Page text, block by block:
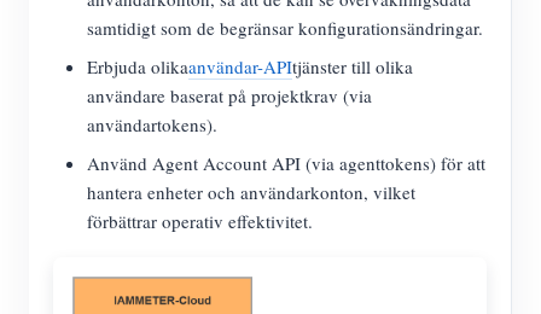
samtidigt som de begränsar konfigurationsändringar.
Erbjuda olikaanvändar-APItjänster till olika
användare baserat på projektkrav (via
användartokens).
Använd Agent Account API (via agenttokens) för att
hantera enheter och användarkonton, vilket
förbättrar operativ effektivitet.